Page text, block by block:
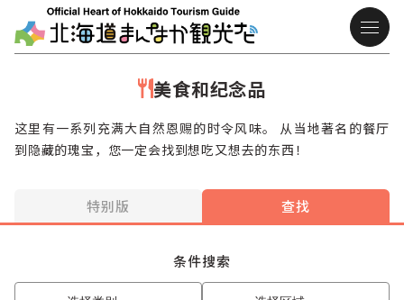
美食和纪念品
这里有一系列充满大自然恩赐的时令风味。 从当地著名的餐厅
到隐藏的瑰宝，您一定会找到想吃又想去的东西！
特别版 查找
条件搜索